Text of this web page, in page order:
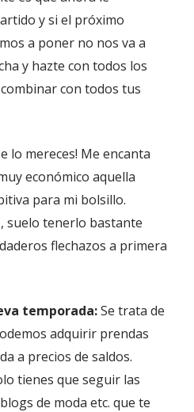
y si el próximo
a poner no nos va a
y hazte con todos los
con todos tus
lo mereces! Me encanta
económico aquella
para mi bolsillo.
suelo tenerlo bastante
flechazos a primera
temporada:Se trata de
adquirir prendas
a precios de saldos.
tienes que seguir las
de moda etc. que te